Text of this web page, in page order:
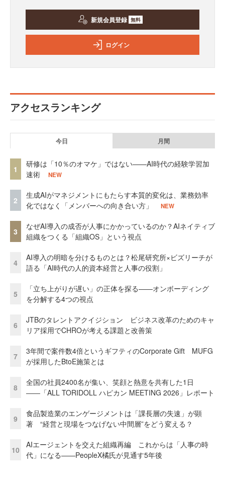
新規会員登録 無料
ログイン
アクセスランキング
今日 月間
1
研修は「10％のオマケ」ではない——AI時代の経験学習加
速術
NEW
2
生成AIがマネジメントにもたらす本質的変化は、業務効率
化ではなく「メンバーへの向き合い方」
NEW
3
なぜAI導入の成否が人事にかかっているのか？AIネイティブ
組織をつくる「組織OS」という視点
4
AI導入の明暗を分けるものとは？松尾研究所×ビズリーチが
語る「AI時代の人的資本経営と人事の役割」
5
「立ち上がりが遅い」の正体を探る——オンボーディング
を分解する4つの視点
6
JTBのタレントアクイジション ビジネス改革のためのキャ
リア採用でCHROが考える課題と改善策
7
3年間で案件数4倍というギフティのCorporate Gift MUFG
が採用したBtoE施策とは
8
全国の社員2400名が集い、笑顔と熱意を共有した1日
――「ALL TORIDOLL ハピカン MEETING 2026」レポート
9
食品製造業のエンゲージメントは「課長層の失速」が顕
著 “経営と現場をつなげない中間層”をどう変える？
10
AIエージェントを交えた組織再編 これからは「人事の時
代」になる——PeopleX橘氏が見通す5年後